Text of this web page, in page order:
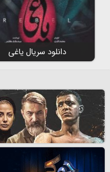
دانلود سریال یاغی